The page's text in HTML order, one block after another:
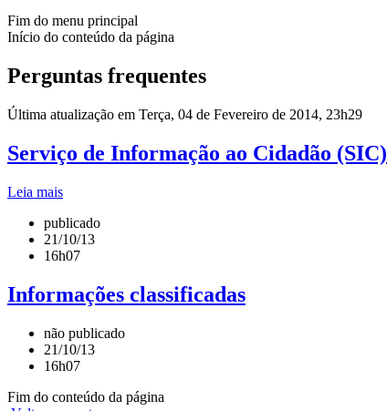
Fim do menu principal
Início do conteúdo da página
Perguntas frequentes
Última atualização em Terça, 04 de Fevereiro de 2014, 23h29
Serviço de Informação ao Cidadão (SIC)
Leia mais
publicado
21/10/13
16h07
Informações classificadas
não publicado
21/10/13
16h07
Fim do conteúdo da página